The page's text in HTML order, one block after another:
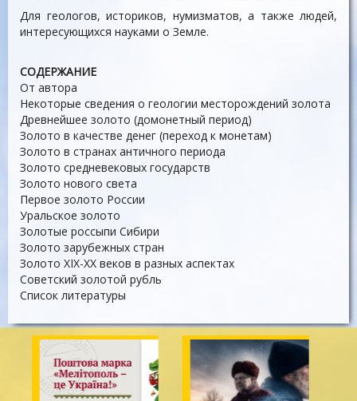
Для геологов, историков, нумизматов, а также людей,
интересующихся науками о Земле.
СОДЕРЖАНИЕ
От автора
Некоторые сведения о геологии месторождений золота
Древнейшее золото (домонетный период)
Золото в качестве денег (переход к монетам)
Золото в странах античного периода
Золото средневековых государств
Золото нового света
Первое золото России
Уральское золото
Золотые россыпи Сибири
Золото зарубежных стран
Золото ХІХ-ХХ веков в разных аспектах
Советский золотой рубль
Список литературы